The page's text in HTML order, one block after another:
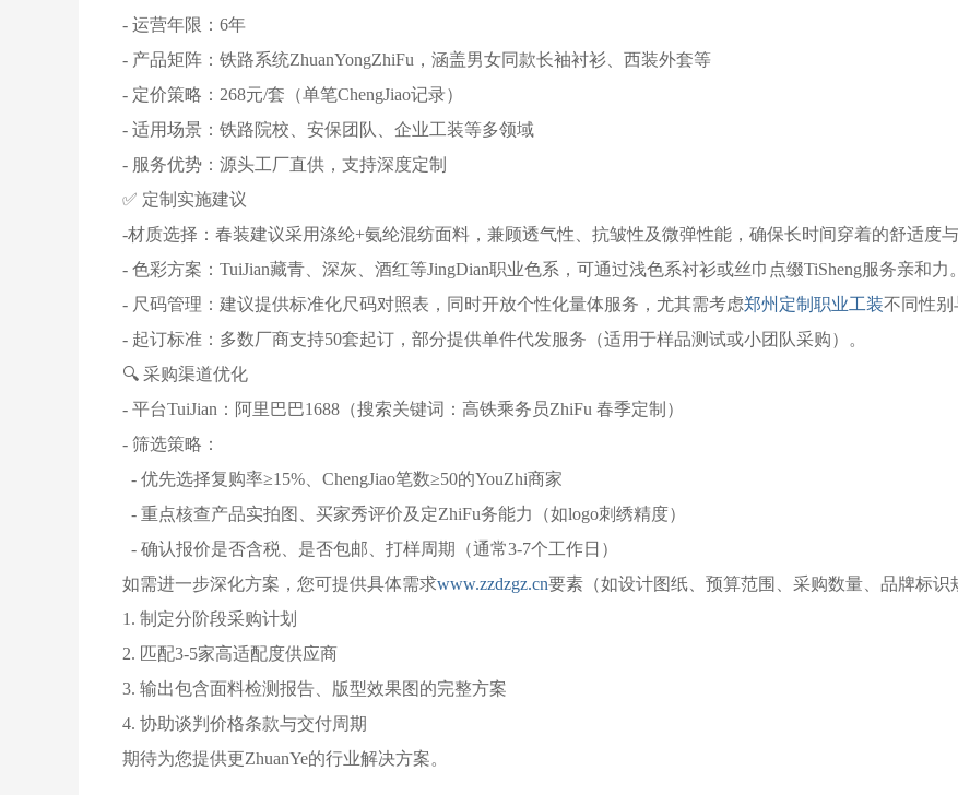
- 运营年限：6年
- 产品矩阵：铁路系统ZhuanYongZhiFu，涵盖男女同款长袖衬衫、西装外套等
- 定价策略：268元/套（单笔ChengJiao记录）
- 适用场景：铁路院校、安保团队、企业工装等多领域
- 服务优势：源头工厂直供，支持深度定制
✅ 定制实施建议
-材质选择：春装建议采用涤纶+氨纶混纺面料，兼顾透气性、抗皱性及微弹性能，确保长时间穿着的舒适度与
- 色彩方案：TuiJian藏青、深灰、酒红等JingDian职业色系，可通过浅色系衬衫或丝巾点缀TiSheng服务亲和力。
- 尺码管理：建议提供标准化尺码对照表，同时开放个性化量体服务，尤其需考虑郑州定制职业工装不同性别
- 起订标准：多数厂商支持50套起订，部分提供单件代发服务（适用于样品测试或小团队采购）。
🔍 采购渠道优化
- 平台TuiJian：阿里巴巴1688（搜索关键词：高铁乘务员ZhiFu 春季定制）
- 筛选策略：
- 优先选择复购率≥15%、ChengJiao笔数≥50的YouZhi商家
- 重点核查产品实拍图、买家秀评价及定ZhiFu务能力（如logo刺绣精度）
- 确认报价是否含税、是否包邮、打样周期（通常3-7个工作日）
如需进一步深化方案，您可提供具体需求www.zzdzgz.cn要素（如设计图纸、预算范围、采购数量、品牌标识
1. 制定分阶段采购计划
2. 匹配3-5家高适配度供应商
3. 输出包含面料检测报告、版型效果图的完整方案
4. 协助谈判价格条款与交付周期
期待为您提供更ZhuanYe的行业解决方案。